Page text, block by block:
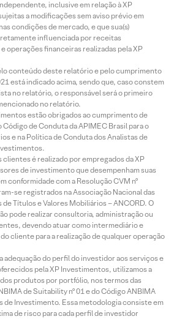
inclusive em relação à XP
a modificações sem aviso prévio em
condições de mercado, e que sua(s)
influenciada por receitas
operações financeiras realizadas pela XP
conteúdo deste relatório e pelo cumprimento
está indicado acima, sendo que, caso constem
no relatório, o responsável será o primeiro
no relatório.
estão obrigados ao cumprimento de
de Conduta da APIMEC Brasil para o
e na Política de Conduta dos Analistas de
é realizado por empregados da XP
de investimento que desempenham suas
conformidade com a Resolução CVM nº
se registrados na Associação Nacional das
Títulos e Valores Mobiliários – ANCORD. O
pode realizar consultoria, administração ou
devendo atuar como intermediário e
cliente para a realização de qualquer operação
adequação do perfil do investidor aos serviços e
pela XP Investimentos, utilizamos a
produtos por portfólio, nos termos das
de Suitability nº 01 e do Código ANBIMA
de Investimento. Essa metodologia consiste em
de risco para cada perfil de investidor